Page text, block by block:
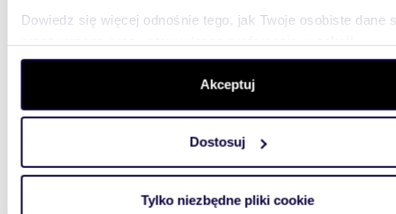
Dowiedz się więcej odnośnie tego, jak Twoje osobiste dane
szczegółów. W Deklaracji plików cookie możesz zmienić
wycofać swoją zgodę w dowolnej chwili.
aby oferować funkcje społecznościowe i analizować ruch w
witrynie. Informacje o tym, jak korzystasz z naszej witryny,
analitycznym. Partnerzy mogą połączyć te informacje z
Akceptuj
Dostosuj
Tylko niezbędne pliki cookie
43m2